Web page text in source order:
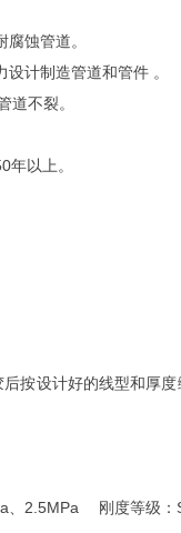
蚀管道。
计制造管道和管件 。
道不裂。
以上。
按设计好的线型和厚
2.5MPa 刚度等级：